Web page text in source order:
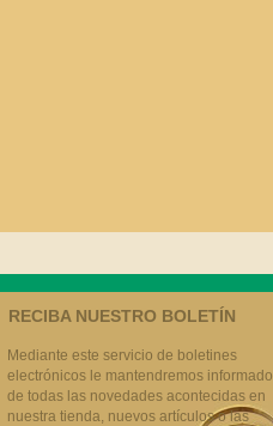
RECIBA NUESTRO BOLETÍN
Mediante este servicio de boletines
electrónicos le mantendremos informado
de todas las novedades acontecidas en
nuestra tienda, nuevos artículos o las